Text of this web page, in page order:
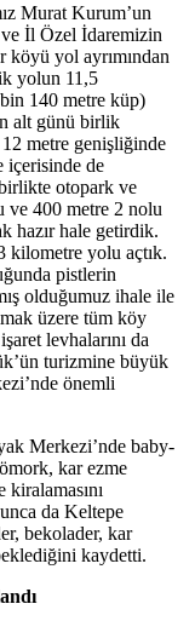
Murat Kurum’un
İl Özel İdaremizin
köyü yol ayrımından
yolun 11,5
140 metre küp)
alt günü birlik
metre genişliğinde
içerisinde de
otopark ve
ve 400 metre 2 nolu
hazır hale getirdik.
kilometre yolu açtık.
pistlerin
olduğumuz ihale ile
üzere tüm köy
levhalarını da
turizmine büyük
önemli
Merkezi’nde baby-
kar ezme
kiralamasını
da Keltepe
bekolader, kar
kaydetti.